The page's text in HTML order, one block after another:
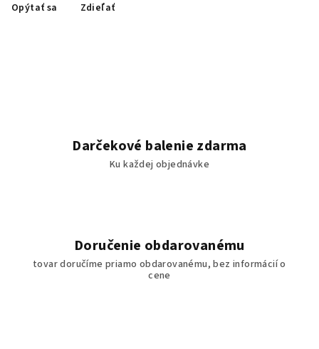
Opýtať sa Zdieľať
Darčekové balenie zdarma
Ku každej objednávke
Doručenie obdarovanému
tovar doručíme priamo obdarovanému, bez informácií o
cene